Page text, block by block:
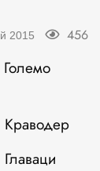
2015 456
Краводер